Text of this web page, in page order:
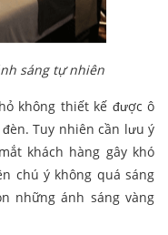
sáng tự nhiên
không thiết kế được ô
Tuy nhiên cần lưu ý
khách hàng gây khó
chú ý không quá sáng
những ánh sáng vàng